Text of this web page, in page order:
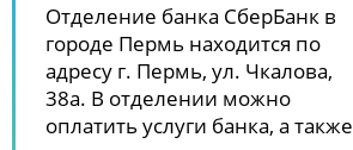
Отделение банка СберБанк в
городе Пермь находится по
адресу г. Пермь, ул. Чкалова,
38а. В отделении можно
оплатить услуги банка, а также